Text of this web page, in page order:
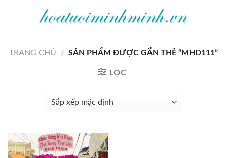
TRANG CHỦ
/ SẢN PHẨM ĐƯỢC GẮN THẺ “MHD111”
LỌC